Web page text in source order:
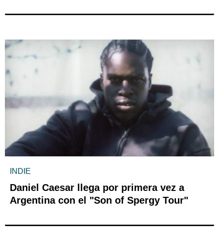
INDIE
Daniel Caesar llega por primera vez a
Argentina con el "Son of Spergy Tour"